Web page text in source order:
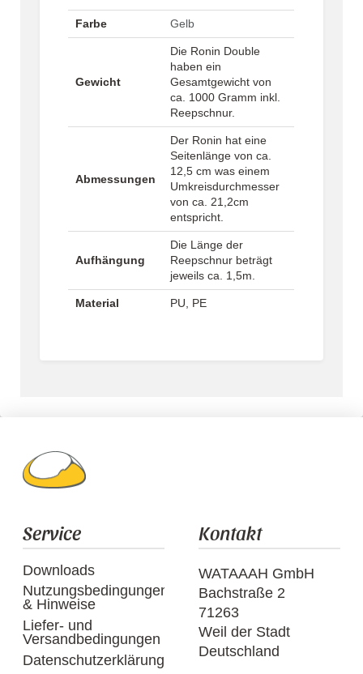
Farbe Gelb
Gewicht
Die Ronin Double
haben ein
Gesamtgewicht von
ca. 1000 Gramm inkl.
Reepschnur.
Abmessungen
Der Ronin hat eine
Seitenlänge von ca.
12,5 cm was einem
Umkreisdurchmesser
von ca. 21,2cm
entspricht.
Aufhängung
Die Länge der
Reepschnur beträgt
jeweils ca. 1,5m.
Material PU, PE
Service
Downloads
Nutzungsbedingungen
& Hinweise
Liefer- und
Versandbedingungen
Datenschutzerklärung
Kontakt
WATAAAH GmbH
Bachstraße 2
71263
Weil der Stadt
Deutschland